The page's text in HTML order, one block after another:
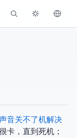
板没声音关不了机解决
卡，直到死机；